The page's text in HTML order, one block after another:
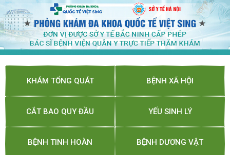
KHÁM TỔNG QUÁT BỆNH XÃ HỘI
CẮT BAO QUY ĐẦU YẾU SINH LÝ
BỆNH TINH HOÀN BỆNH DƯƠNG VẬT